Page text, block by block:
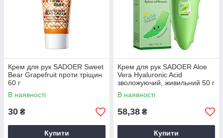
Крем для рук SADOER Sweet
Bear Grapefruit проти тріщин
60 г
В наявності
30 ₴
Купити
Крем для рук SADOER Aloe
Vera Hyaluronic Acid
зволожуючий, живильний 50 г
В наявності
58,38 ₴
Купити